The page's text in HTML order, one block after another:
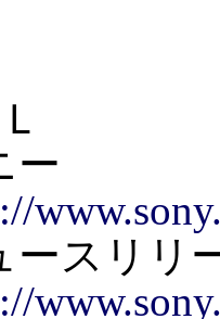
スリリ